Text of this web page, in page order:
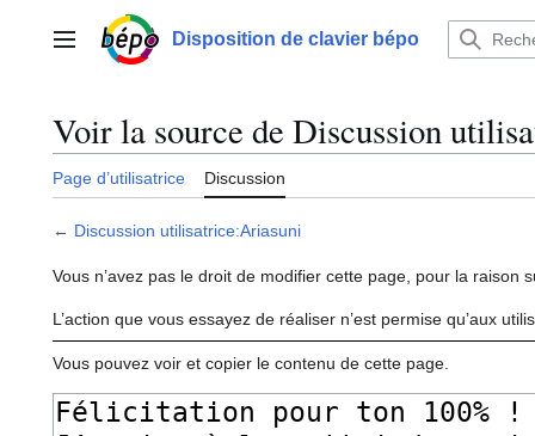
contenuMenu principalDisposition de clavier bépo
Voir la source de Discussion
Page d’utilisatrice Discussion
← Discussion utilisatrice:Ariasuni
Vous n’avez pas le droit de modifier cette page, pour la raison
L’action que vous essayez de réaliser n’est permise qu’aux
Vous pouvez voir et copier le contenu de cette page.